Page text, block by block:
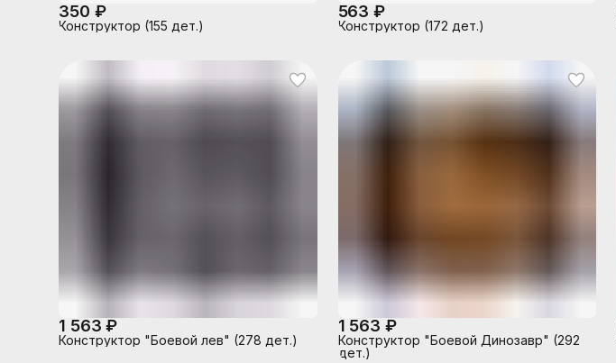
350 ₽
Конструктор (155 дет.)
563 ₽
Конструктор (172 дет.)
1 563 ₽
Конструктор "Боевой лев" (278 дет.)
1 563 ₽
Конструктор "Боевой Динозавр" (292
дет.)